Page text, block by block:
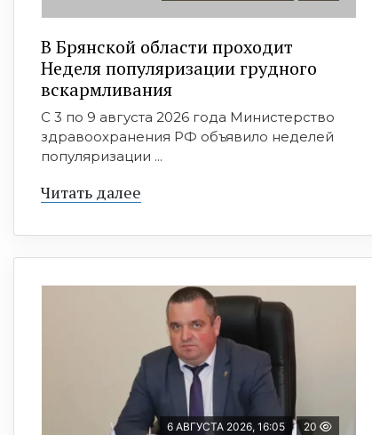
В Брянской области проходит
Неделя популяризации грудного
вскармливания
С 3 по 9 августа 2026 года Министерство
здравоохранения РФ объявило неделей
популяризации ...
Читать далее
6 АВГУСТА 2026, 16:05 20